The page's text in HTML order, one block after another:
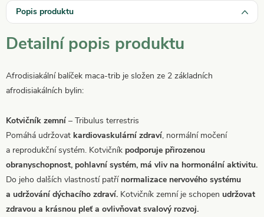
Popis produktu
Detailní popis produktu
Afrodisiakální balíček maca-trib je složen ze 2 základních
afrodisiakálních bylin:
Kotvičník zemní – Tribulus terrestris
Pomáhá udržovat kardiovaskulární zdraví, normální močení
a reprodukční systém. Kotvičník podporuje přirozenou
obranyschopnost, pohlavní systém, má vliv na hormonální aktivitu.
Do jeho dalších vlastností patří normalizace nervového systému
a udržování dýchacího zdraví. Kotvičník zemní je schopen udržovat
zdravou a krásnou pleť a ovlivňovat svalový rozvoj.